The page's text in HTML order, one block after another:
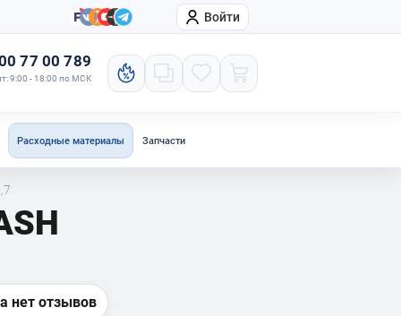
Компания Войти
77 00 789
9:00 - 18:00 по МСК
Расходные материалы Запчасти
нет отзывов